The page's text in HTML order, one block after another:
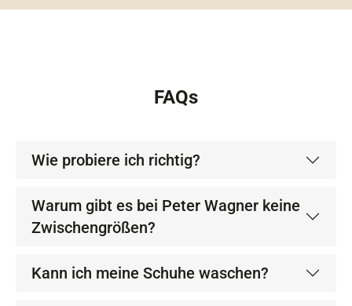
FAQs
Wie probiere ich richtig?
Warum gibt es bei Peter Wagner keine
Zwischengrößen?
Kann ich meine Schuhe waschen?